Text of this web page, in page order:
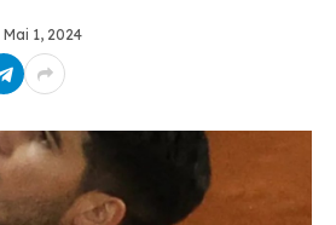
Mai 1, 2024